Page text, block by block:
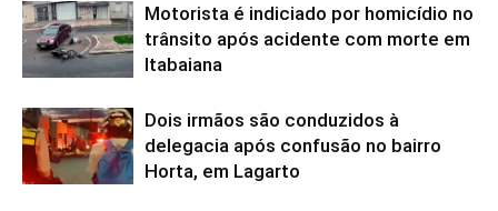
Motorista é indiciado por homicídio no
trânsito após acidente com morte em
Itabaiana
Dois irmãos são conduzidos à
delegacia após confusão no bairro
Horta, em Lagarto